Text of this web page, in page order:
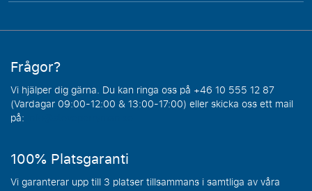
Frågor?
Vi hjälper dig gärna. Du kan ringa oss på +46 10 555 12 87
(Vardagar 09:00-12:00 & 13:00-17:00) eller skicka oss ett mail
på:
100% Platsgaranti
Vi garanterar upp till 3 platser tillsammans i samtliga av våra